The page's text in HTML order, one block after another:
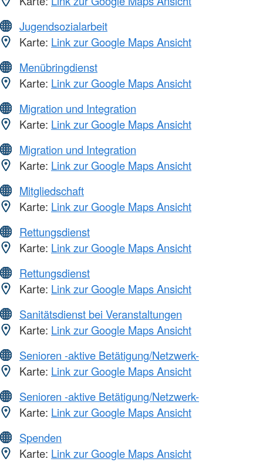
Jugendsozialarbeit
Karte: Link zur Google Maps Ansicht
Menübringdienst
Karte: Link zur Google Maps Ansicht
Migration und Integration
Karte: Link zur Google Maps Ansicht
Migration und Integration
Karte: Link zur Google Maps Ansicht
Mitgliedschaft
Karte: Link zur Google Maps Ansicht
Rettungsdienst
Karte: Link zur Google Maps Ansicht
Rettungsdienst
Karte: Link zur Google Maps Ansicht
Sanitätsdienst bei Veranstaltungen
Karte: Link zur Google Maps Ansicht
Senioren -aktive Betätigung/Netzwerk-
Karte: Link zur Google Maps Ansicht
Senioren -aktive Betätigung/Netzwerk-
Karte: Link zur Google Maps Ansicht
Spenden
Karte: Link zur Google Maps Ansicht